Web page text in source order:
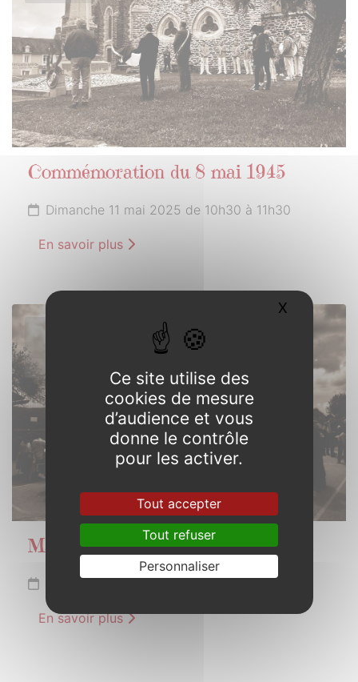
Commémoration du 8 mai 1945
Dimanche 11 mai 2025 de 10h30 à 11h30
En savoir plus
Marche gourmande de Brocéliande
En savoir plus
Ce site utilise des
cookies de mesure
d’audience et vous
donne le contrôle
pour les activer.
Tout accepter
Tout refuser
Personnaliser
X Masquer